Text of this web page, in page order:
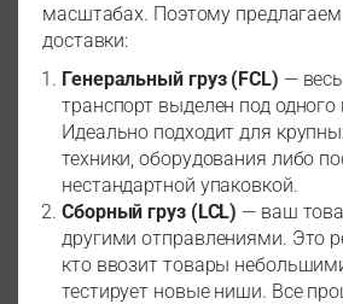
масштабах. Поэтому
доставки:
Генеральный груз (FCL) —
транспорт выделен под одного
Идеально подходит для
техники, оборудования либо
нестандартной упаковкой.
Сборный груз (LCL) — ваш
другими отправлениями. Это
кто ввозит товары
тестирует новые ниши. Все